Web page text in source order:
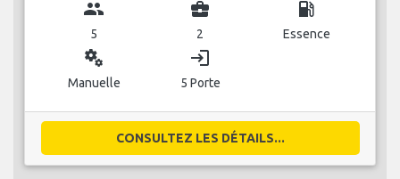
group
5
business_center
2
local_gas_station
Essence
miscellaneous_services
Manuelle
login
5 Porte
CONSULTEZ LES DÉTAILS...